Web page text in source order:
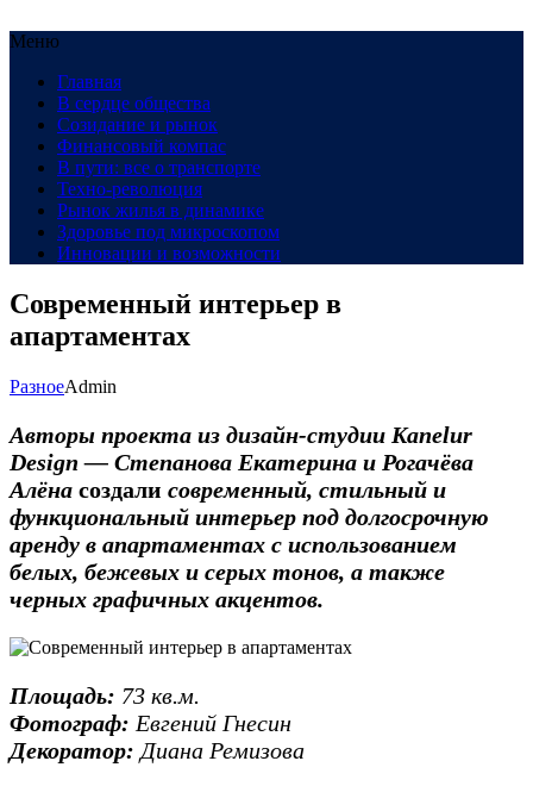
Меню
Главная
В сердце общества
Созидание и рынок
Финансовый компас
В пути: все о транспорте
Техно-революция
Рынок жилья в динамике
Здоровье под микроскопом
Инновации и возможности
Современный интерьер в
апартаментах
РазноеAdmin
Авторы проекта из дизайн-студии Kanelur
Design — Степанова Екатерина и Рогачёва
Алёна создали современный, стильный и
функциональный интерьер под долгосрочную
аренду в апартаментах с использованием
белых, бежевых и серых тонов, а также
черных графичных акцентов.
Площадь: 73 кв.м.
Фотограф: Евгений Гнесин
Декоратор: Диана Ремизова